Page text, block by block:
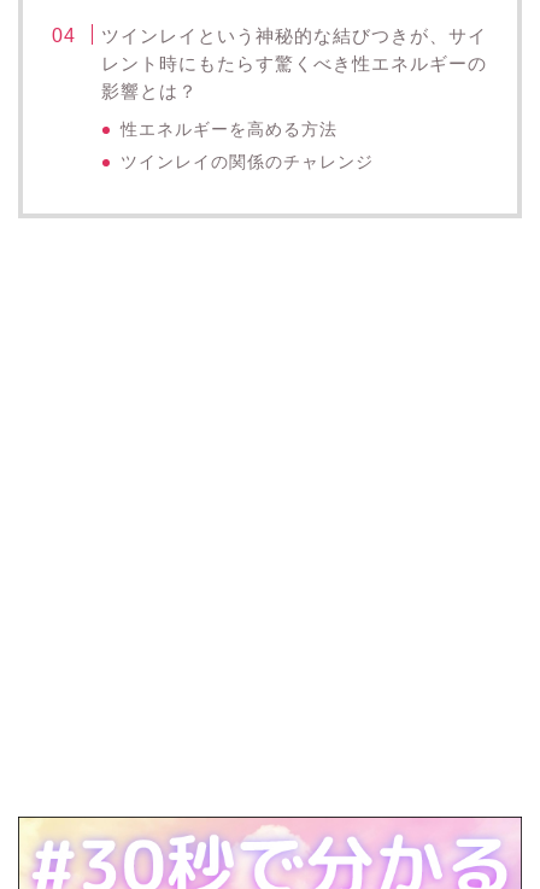
ツインレイという神秘的な結びつきが、サイ
レント時にもたらす驚くべき性エネルギーの
影響とは？
性エネルギーを高める方法
ツインレイの関係のチャレンジ